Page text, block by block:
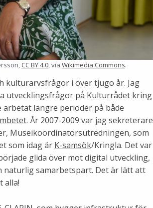
CC BY 4.0, via Wikimedia Commons.
kulturarvsfrågor i över tjugo år. Jag
utvecklingsfrågor på Kulturrådet kring
längre perioder på både
. År 2007-2009 var jag sekreterare
Museikoordinatorsutredningen, som
som idag är K-samsök/Kringla. Det var
glida över mot digital utveckling,
naturlig samarbetspart. Det är lätt att
alla!